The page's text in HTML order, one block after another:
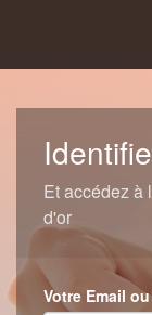
Et accédez à
d'or
Votre Email